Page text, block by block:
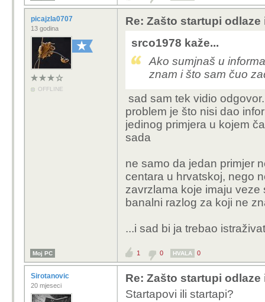
picajzla0707
13 godina
OFFLINE
Re: Zašto startupi
srco1978 kaže...
Ako sumjnaš u
znam i što sam čuo
sad sam tek vidio
problem je što nisi dao
jedinog primjera u kojem
sada
ne samo da jedan primjer
centara u hrvatskoj, nego
zavrzlama koje imaju
banalni razlog za koji ne
...i sad bi ja trebao
Moj PC 1 0 HVALA 0
Sirotanovic
20 mjeseci
Re: Zašto startupi
Startapovi ili startapi?